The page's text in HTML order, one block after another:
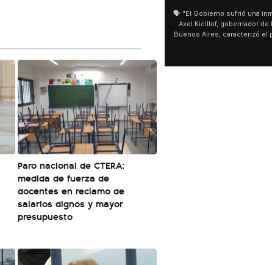
Paro nacional de CTERA:
medida de fuerza de
docentes en reclamo de
salarios dignos y mayor
presupuesto
y destacó "la movilización popular". 📌 La
declaración fue desde el santuario de San
Cayetano, donde también advirtió que "la
sociedad no solo sufre porque no llega sino
que también está endeudada".
San Cayetano: Jorge García
miles de peregrinos en
de Buenos Aires destacó la
agua y soportó las bajas
últimos días: "Son dificultades